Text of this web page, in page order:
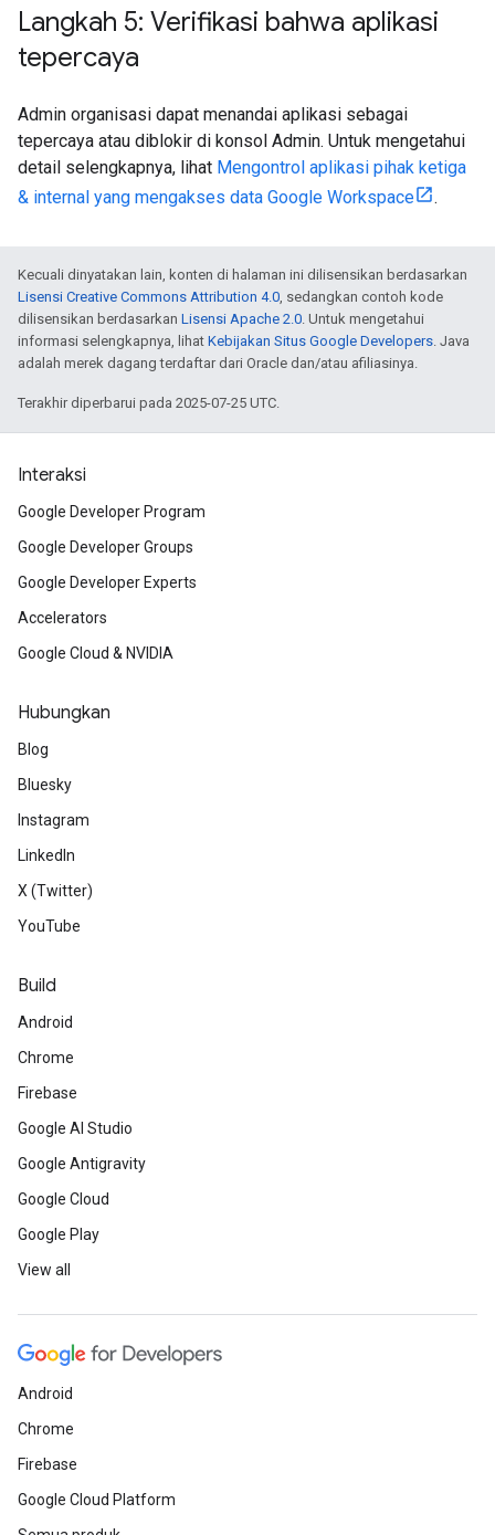
Langkah 5: Verifikasi bahwa aplikasi
tepercaya
Admin organisasi dapat menandai aplikasi sebagai
tepercaya atau diblokir di konsol Admin. Untuk mengetahui
detail selengkapnya, lihat Mengontrol aplikasi pihak ketiga
& internal yang mengakses data Google Workspace
.
Kecuali dinyatakan lain, konten di halaman ini dilisensikan berdasarkan
Lisensi Creative Commons Attribution 4.0, sedangkan contoh kode
dilisensikan berdasarkan Lisensi Apache 2.0. Untuk mengetahui
informasi selengkapnya, lihat Kebijakan Situs Google Developers. Java
adalah merek dagang terdaftar dari Oracle dan/atau afiliasinya.
Terakhir diperbarui pada 2025-07-25 UTC.
Interaksi
Google Developer Program
Google Developer Groups
Google Developer Experts
Accelerators
Google Cloud & NVIDIA
Hubungkan
Blog
Bluesky
Instagram
LinkedIn
X (Twitter)
YouTube
Build
Android
Chrome
Firebase
Google AI Studio
Google Antigravity
Google Cloud
Google Play
View all
Android
Chrome
Firebase
Google Cloud Platform